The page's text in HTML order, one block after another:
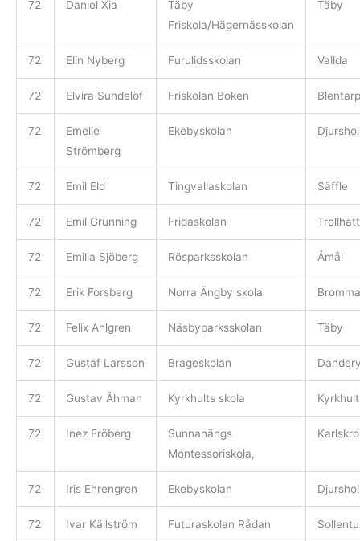
72 Daniel Xia
Täby
Friskola/Hägernässkolan
Täby
72 Elin Nyberg Furulidsskolan Vallda
72 Elvira Sundelöf Friskolan Boken Blentarp
72
Emelie
Strömberg
Ekebyskolan
72 Emil Eld Tingvallaskolan Säffle
72 Emil Grunning Fridaskolan
72 Emilia Sjöberg Rösparksskolan Åmål
72 Erik Forsberg Norra Ängby skola Bromma
72 Felix Ahlgren Näsbyparksskolan Täby
72 Gustaf Larsson Brageskolan
72 Gustav Åhman Kyrkhults skola Kyrkhult
72 Inez Fröberg
Sunnanängs
Montessoriskola,
72 Iris Ehrengren Ekebyskolan
72 Ivar Källström Futuraskolan Rådan